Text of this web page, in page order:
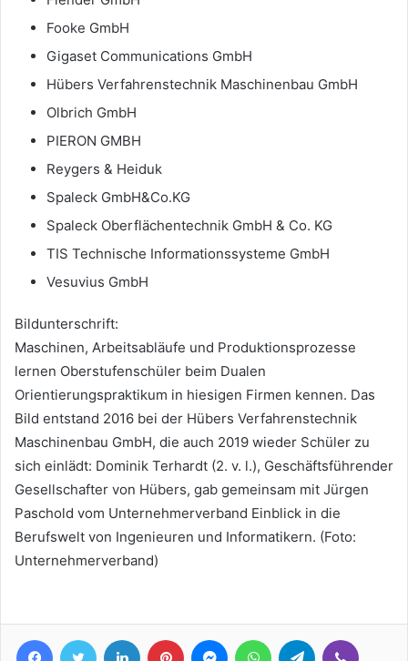
Fooke GmbH
Gigaset Communications GmbH
Hübers Verfahrenstechnik Maschinenbau GmbH
Olbrich GmbH
PIERON GMBH
Reygers & Heiduk
Spaleck GmbH&Co.KG
Spaleck Oberflächentechnik GmbH & Co. KG
TIS Technische Informationssysteme GmbH
Vesuvius GmbH
Bildunterschrift:
Maschinen, Arbeitsabläufe und Produktionsprozesse
lernen Oberstufenschüler beim Dualen
Orientierungspraktikum in hiesigen Firmen kennen. Das
Bild entstand 2016 bei der Hübers Verfahrenstechnik
Maschinenbau GmbH, die auch 2019 wieder Schüler zu
sich einlädt: Dominik Terhardt (2. v. l.), Geschäftsführender
Gesellschafter von Hübers, gab gemeinsam mit Jürgen
Paschold vom Unternehmerverband Einblick in die
Berufswelt von Ingenieuren und Informatikern. (Foto:
Unternehmerverband)
FacebookTwitter LinkedIn Pinterest MessengerWhatsAppTelegram